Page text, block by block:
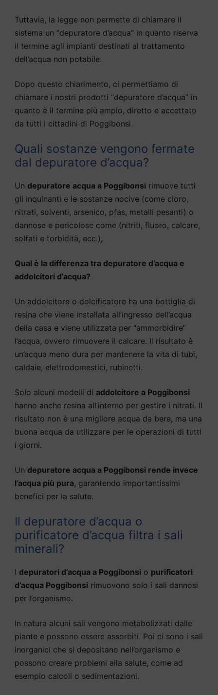
Tuttavia, la legge non permette di chiamare il
sistema un “depuratore d’acqua” in quanto riserva
il termine agli impianti destinati al trattamento
dell’acqua non potabile.
Dopo questo chiarimento, ci permettiamo di
chiamare i nostri prodotti “depuratore d’acqua” in
quanto è il termine più ampio, diretto e accettato
da tutti i cittadini di Poggibonsi.
Quali sostanze vengono fermate
dal depuratore d’acqua?
Un depuratore acqua a Poggibonsi rimuove tutti
gli inquinanti e le sostanze nocive (come cloro,
nitrati, solventi, arsenico, pfas, metalli pesanti) o
dannose e pericolose come (nitriti, fluoro, calcare,
solfati e torbidità, ecc.),
Qual è la differenza tra depuratore d’acqua e
addolcitori d’acqua?
Un addolcitore o dolcificatore ha una bottiglia di
resina che viene installata all’ingresso dell’acqua
della casa e viene utilizzata per “ammorbidire”
l’acqua, ovvero rimuovere il calcare. Il risultato è
un’acqua meno dura per mantenere la vita di tubi,
caldaie, elettrodomestici, rubinetti.
Solo alcuni modelli di addolcitore a Poggibonsi
hanno anche resina all’interno per gestire i nitrati. Il
risultato non è una migliore acqua da bere, ma una
buona acqua da utilizzare per le operazioni di tutti
i giorni.
Un depuratore acqua a Poggibonsi rende invece
l’acqua più pura, garantendo importantissimi
benefici per la salute.
Il depuratore d’acqua o
purificatore d’acqua filtra i sali
minerali?
I depuratori d’acqua a Poggibonsi o purificatori
d’acqua Poggibonsi rimuovono solo i sali dannosi
per l’organismo.
In natura alcuni sali vengono metabolizzati dalle
piante e possono essere assorbiti. Poi ci sono i sali
inorganici che si depositano nell’organismo e
possono creare problemi alla salute, come ad
esempio calcoli o sedimentazioni.